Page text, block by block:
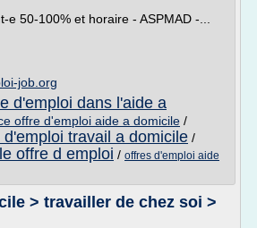
e 50-100% et horaire - ASPMAD -...
job.org
d'emploi dans l'aide a
offre d'emploi aide a domicile /
travail a domicile /
offre d emploi / offres d'emploi aide
> travailler de chez soi >